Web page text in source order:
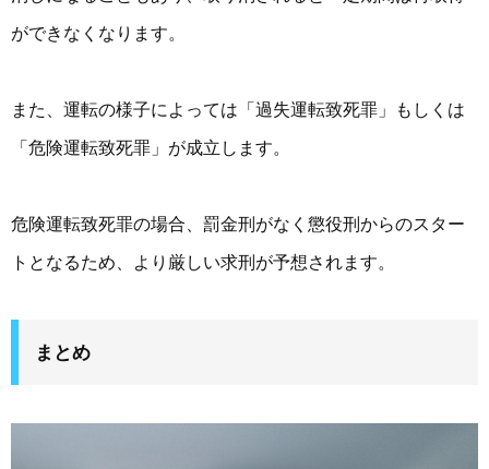
ができなくなります。
また、運転の様子によっては「過失運転致死罪」もしくは
「危険運転致死罪」が成立します。
危険運転致死罪の場合、罰金刑がなく懲役刑からのスター
トとなるため、より厳しい求刑が予想されます。
まとめ